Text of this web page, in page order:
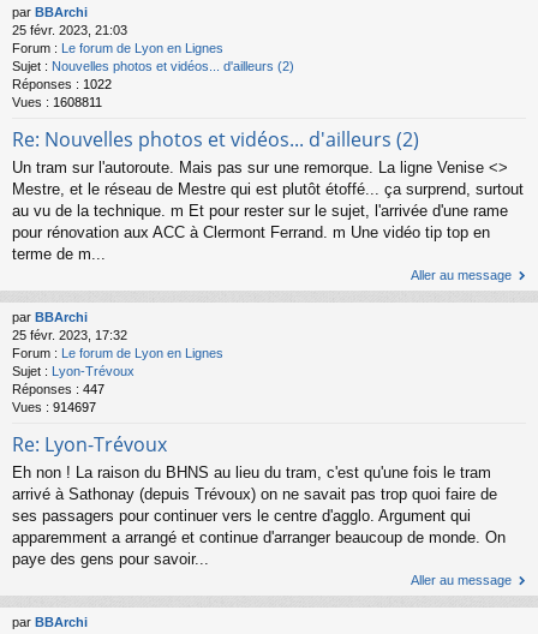
par BBArchi
25 févr. 2023, 21:03
Forum :
Le forum de Lyon en Lignes
Sujet : Nouvelles photos et vidéos... d'ailleurs (2)
Réponses : 1022
Vues : 1608811
Re: Nouvelles photos et vidéos... d'ailleurs (2)
Un tram sur l'autoroute. Mais pas sur une remorque. La ligne Venise <>
Mestre, et le réseau de Mestre qui est plutôt étoffé... ça surprend, surtout
au vu de la technique. m Et pour rester sur le sujet, l'arrivée d'une rame
pour rénovation aux ACC à Clermont Ferrand. m Une vidéo tip top en
terme de m...
Aller au message
par BBArchi
25 févr. 2023, 17:32
Forum : Le forum de Lyon en Lignes
Sujet : Lyon-Trévoux
Réponses : 447
Vues : 914697
Re: Lyon-Trévoux
Eh non ! La raison du BHNS au lieu du tram, c'est qu'une fois le tram
arrivé à Sathonay (depuis Trévoux) on ne savait pas trop quoi faire de
ses passagers pour continuer vers le centre d'agglo. Argument qui
apparemment a arrangé et continue d'arranger beaucoup de monde. On
paye des gens pour savoir...
Aller au message
par BBArchi